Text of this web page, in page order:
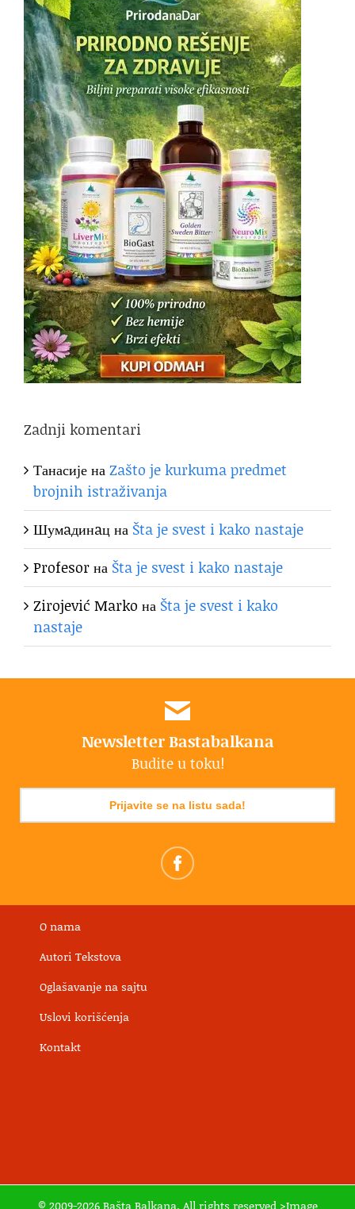
Zadnji komentari
ТанасијенаZašto je kurkuma predmet
brojnih istraživanja
Шумaдинaцна Šta je svest i kako nastaje
Profesorна Šta je svest i kako nastaje
Zirojević Marko на Šta je svest i kako
nastaje
Newsletter Bastabalkana
Budite u toku!
Prijavite se na listu sada!
O nama
Autori Tekstova
Oglašavanje na sajtu
Uslovi korišćenja
Kontakt
© 2009-2026 Bašta Balkana. All rights reserved >Image